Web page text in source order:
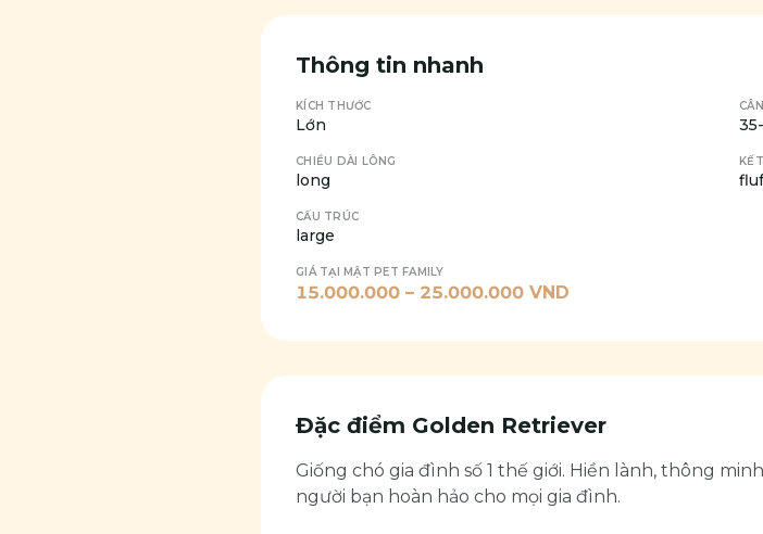
Thông tin nhanh
KÍCH THƯỚC
Lớn
CHIỀU DÀI LÔNG
long
CẤU TRÚC
large
GIÁ TẠI MẬT PET FAMILY
15.000.000 – 25.000.000 VND
Đặc điểm Golden Retriever
Giống chó gia đình số 1 thế giới. Hiền lành, thông
người bạn hoàn hảo cho mọi gia đình.